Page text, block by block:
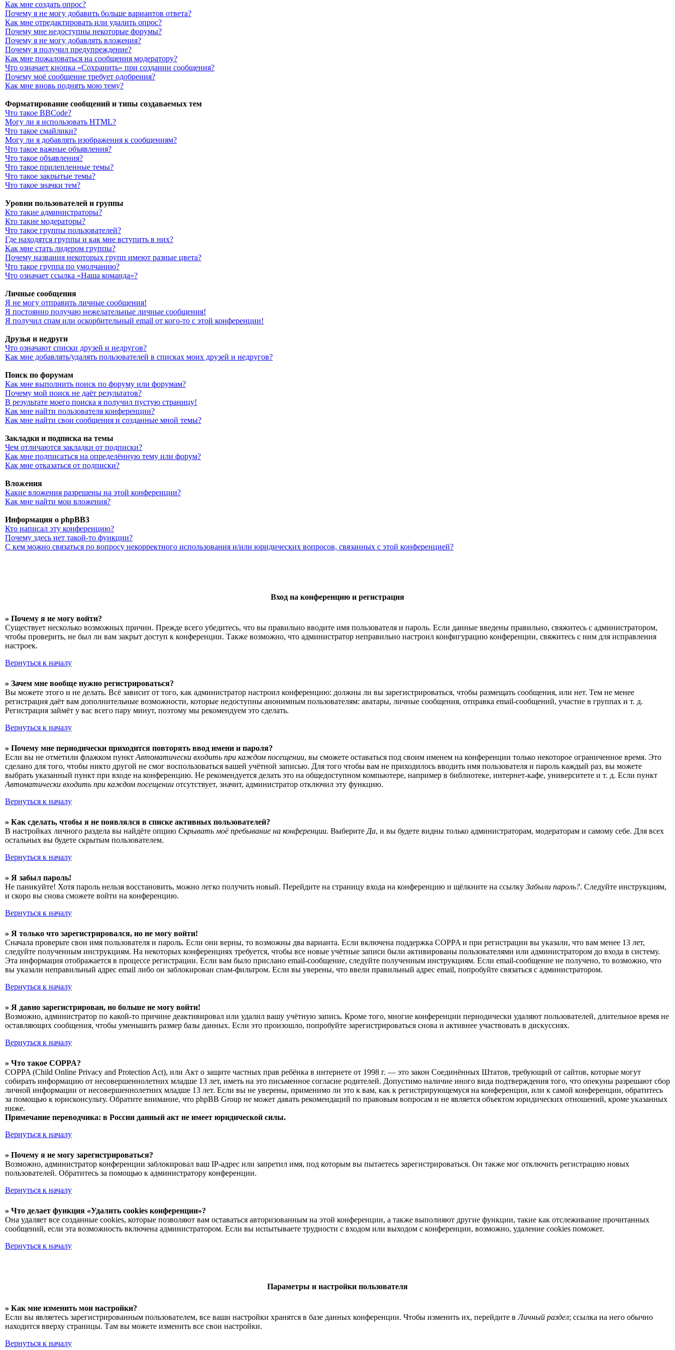
Как мне создать опрос?
Почему я не могу добавить больше вариантов ответа?
Как мне отредактировать или удалить опрос?
Почему мне недоступны некоторые форумы?
Почему я не могу добавлять вложения?
Почему я получил предупреждение?
Как мне пожаловаться на сообщения модератору?
Что означает кнопка «Сохранить» при создании сообщения?
Почему моё сообщение требует одобрения?
Как мне вновь поднять мою тему?
Форматирование сообщений и типы создаваемых тем
Что такое BBCode?
Могу ли я использовать HTML?
Что такое смайлики?
Могу ли я добавлять изображения к сообщениям?
Что такое важные объявления?
Что такое объявления?
Что такое прилепленные темы?
Что такое закрытые темы?
Что такое значки тем?
Уровни пользователей и группы
Кто такие администраторы?
Кто такие модераторы?
Что такое группы пользователей?
Где находятся группы и как мне вступить в них?
Как мне стать лидером группы?
Почему названия некоторых групп имеют разные цвета?
Что такое группа по умолчанию?
Что означает ссылка «Наша команда»?
Личные сообщения
Я не могу отправить личные сообщения!
Я постоянно получаю нежелательные личные сообщения!
Я получил спам или оскорбительный email от кого-то с этой конференции!
Друзья и недруги
Что означают списки друзей и недругов?
Как мне добавлять/удалять пользователей в списках моих друзей и недругов?
Поиск по форумам
Как мне выполнить поиск по форуму или форумам?
Почему мой поиск не даёт результатов?
В результате моего поиска я получил пустую страницу!
Как мне найти пользователя конференции?
Как мне найти свои сообщения и созданные мной темы?
Закладки и подписка на темы
Чем отличаются закладки от подписки?
Как мне подписаться на определённую тему или форум?
Как мне отказаться от подписки?
Вложения
Какие вложения разрешены на этой конференции?
Как мне найти мои вложения?
Информация о phpBB3
Кто написал эту конференцию?
Почему здесь нет такой-то функции?
С кем можно связаться по вопросу некорректного использования и/или юридических вопросов, связанных с этой конференцией?
Вход на конференцию и регистрация
» Почему я не могу войти?
Существует несколько возможных причин. Прежде всего убедитесь, что вы правильно вводите имя пользователя и пароль. Если данные введены правильно, свяжитесь с администратором,
чтобы проверить, не был ли вам закрыт доступ к конференции. Также возможно, что администратор неправильно настроил конфигурацию конференции, свяжитесь с ним для исправления
настроек.
Вернуться к началу
» Зачем мне вообще нужно регистрироваться?
Вы можете этого и не делать. Всё зависит от того, как администратор настроил конференцию: должны ли вы зарегистрироваться, чтобы размещать сообщения, или нет. Тем не менее
регистрация даёт вам дополнительные возможности, которые недоступны анонимным пользователям: аватары, личные сообщения, отправка email-сообщений, участие в группах и т. д.
Регистрация займёт у вас всего пару минут, поэтому мы рекомендуем это сделать.
Вернуться к началу
» Почему мне периодически приходится повторять ввод имени и пароля?
Если вы не отметили флажком пункт Автоматически входить при каждом посещении, вы сможете оставаться под своим именем на конференции только некоторое ограниченное время. Это
сделано для того, чтобы никто другой не смог воспользоваться вашей учётной записью. Для того чтобы вам не приходилось вводить имя пользователя и пароль каждый раз, вы можете
выбрать указанный пункт при входе на конференцию. Не рекомендуется делать это на общедоступном компьютере, например в библиотеке, интернет-кафе, университете и т. д. Если пункт
Автоматически входить при каждом посещении отсутствует, значит, администратор отключил эту функцию.
Вернуться к началу
» Как сделать, чтобы я не появлялся в списке активных пользователей?
В настройках личного раздела вы найдёте опцию Скрывать моё пребывание на конференции. Выберите Да, и вы будете видны только администраторам, модераторам и самому себе. Для всех
остальных вы будете скрытым пользователем.
Вернуться к началу
» Я забыл пароль!
Не паникуйте! Хотя пароль нельзя восстановить, можно легко получить новый. Перейдите на страницу входа на конференцию и щёлкните на ссылку Забыли пароль?. Следуйте инструкциям,
и скоро вы снова сможете войти на конференцию.
Вернуться к началу
» Я только что зарегистрировался, но не могу войти!
Сначала проверьте свои имя пользователя и пароль. Если они верны, то возможны два варианта. Если включена поддержка COPPA и при регистрации вы указали, что вам менее 13 лет,
следуйте полученным инструкциям. На некоторых конференциях требуется, чтобы все новые учётные записи были активированы пользователями или администратором до входа в систему.
Эта информация отображается в процессе регистрации. Если вам было прислано email-сообщение, следуйте полученным инструкциям. Если email-сообщение не получено, то возможно, что
вы указали неправильный адрес email либо он заблокирован спам-фильтром. Если вы уверены, что ввели правильный адрес email, попробуйте связаться с администратором.
Вернуться к началу
» Я давно зарегистрирован, но больше не могу войти!
Возможно, администратор по какой-то причине деактивировал или удалил вашу учётную запись. Кроме того, многие конференции периодически удаляют пользователей, длительное время не
оставляющих сообщения, чтобы уменьшить размер базы данных. Если это произошло, попробуйте зарегистрироваться снова и активнее участвовать в дискуссиях.
Вернуться к началу
» Что такое COPPA?
COPPA (Child Online Privacy and Protection Act), или Акт о защите частных прав ребёнка в интернете от 1998 г. — это закон Соединённых Штатов, требующий от сайтов, которые могут
собирать информацию от несовершеннолетних младше 13 лет, иметь на это письменное согласие родителей. Допустимо наличие иного вида подтверждения того, что опекуны разрешают сбор
личной информации от несовершеннолетних младше 13 лет. Если вы не уверены, применимо ли это к вам, как к регистрирующемуся на конференции, или к самой конференции, обратитесь
за помощью к юрисконсульту. Обратите внимание, что phpBB Group не может давать рекомендаций по правовым вопросам и не является объектом юридических отношений, кроме указанных
ниже.
Примечание переводчика: в России данный акт не имеет юридической силы.
Вернуться к началу
» Почему я не могу зарегистрироваться?
Возможно, администратор конференции заблокировал ваш IP-адрес или запретил имя, под которым вы пытаетесь зарегистрироваться. Он также мог отключить регистрацию новых
пользователей. Обратитесь за помощью к администратору конференции.
Вернуться к началу
» Что делает функция «Удалить cookies конференции»?
Она удаляет все созданные cookies, которые позволяют вам оставаться авторизованным на этой конференции, а также выполняют другие функции, такие как отслеживание прочитанных
сообщений, если эта возможность включена администратором. Если вы испытываете трудности с входом или выходом с конференции, возможно, удаление cookies поможет.
Вернуться к началу
Параметры и настройки пользователя
» Как мне изменить мои настройки?
Если вы являетесь зарегистрированным пользователем, все ваши настройки хранятся в базе данных конференции. Чтобы изменить их, перейдите вЛичный раздел; ссылка на него обычно
находится вверху страницы. Там вы можете изменить все свои настройки.
Вернуться к началу